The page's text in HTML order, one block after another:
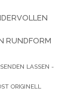
RUNDFORM
LASSEN - L
ORIGINELL